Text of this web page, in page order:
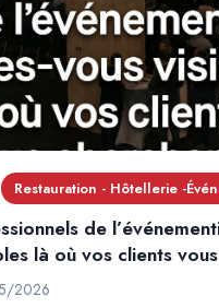
Restauration - Hôtellerie -
de
là où vos clients
2026